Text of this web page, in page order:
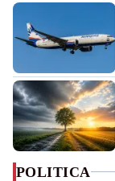
POLITICA